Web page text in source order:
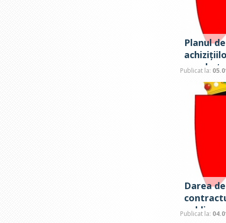
Planul
aprobat
Publicat la:
Darea
publice
Publicat la: